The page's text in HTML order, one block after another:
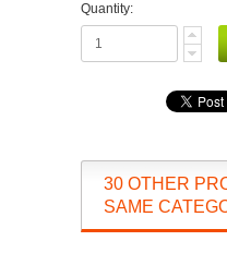
Quantity:
30 OTHER
SAME